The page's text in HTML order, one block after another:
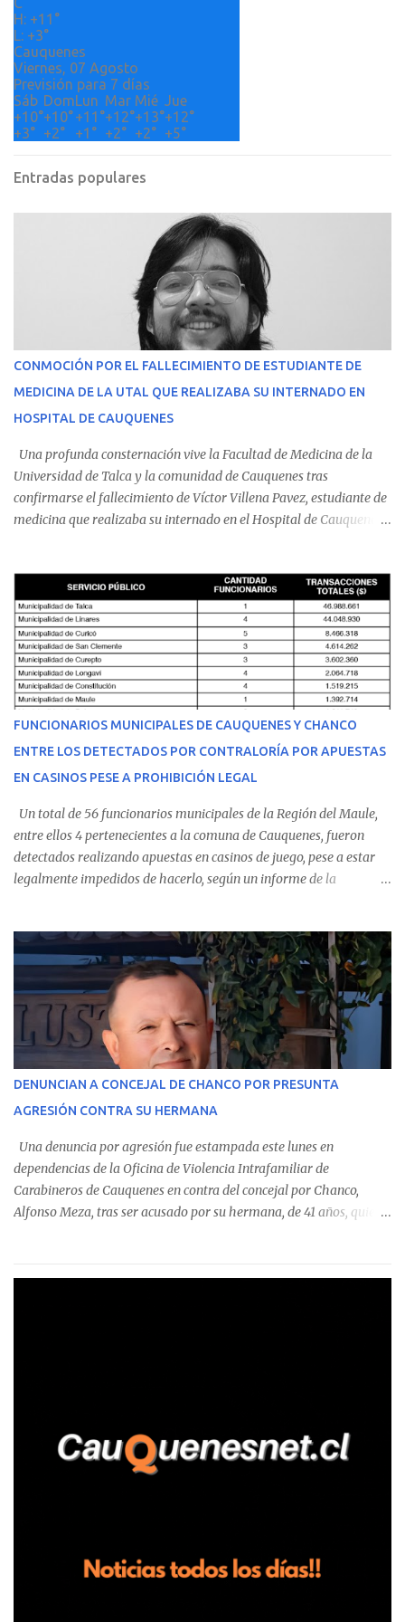
s
H: +11°
L: +3°
Cauquenes
Viernes, 07 Agosto
Previsión para 7 días
Sáb DomLun Mar Mié Jue
+10°+10°+11°+12°+13°+12°
+3° +2° +1° +2° +2° +5°
Entradas populares
CONMOCIÓN POR EL FALLECIMIENTO DE ESTUDIANTE DE
MEDICINA DE LA UTAL QUE REALIZABA SU INTERNADO EN
HOSPITAL DE CAUQUENES
Una profunda consternación vive la Facultad de Medicina de la
Universidad de Talca y la comunidad de Cauquenes tras
confirmarse el fallecimiento de Víctor Villena Pavez, estudiante de
medicina que realizaba su internado en el Hospital de Cauquenes.
malestares físicos. Dada la complejidad de su estado de salud, el
equipo médico determinó su traslado de urgencia al Hospital
Regional de Talca y dado la urgencia la ambulancia partió hacia
Talca con escolta de Carabineros. En medio del traslado, el
estudiante de medicina de 25 años, se agravó y pese a los esfuerzos
del personal de emergencia terminó falleciendo, sin alcanzar a
recibir atención especializada en el centro de destino. Apenas se
conoció la gravedad de su condición, sus padres —residentes en
Villarrica— se trasladaron a Cauquenes con la esperanza de una
evolución favorable. No obstante, alrededo...
FUNCIONARIOS MUNICIPALES DE CAUQUENES Y CHANCO
ENTRE LOS DETECTADOS POR CONTRALORÍA POR APUESTAS
EN CASINOS PESE A PROHIBICIÓN LEGAL
Un total de 56 funcionarios municipales de la Región del Maule,
entre ellos 4 pertenecientes a la comuna de Cauquenes, fueron
detectados realizando apuestas en casinos de juego, pese a estar
legalmente impedidos de hacerlo, según un informe de la
estableció que estos funcionarios —quienes administran o
custodian fondos públicos— efectuaron transacciones por un
monto total de $116.075.918 entre enero de 2024 y junio de 2025.
En el detalle regional, se indica que en la comuna de Cauquenes se
identificó a cuatro funcionarios involucrados en este tipo de
operaciones. Asimismo, se precisa que uno de los casos
corresponde a un funcionario de la Municipalidad de Chanco,
detectaron incumplimientos a la normativa vigente. El informe
precisa que la mayor cantidad de dinero apostado se registró en
Talca, donde...
DENUNCIAN A CONCEJAL DE CHANCO POR PRESUNTA
AGRESIÓN CONTRA SU HERMANA
Una denuncia por agresión fue estampada este lunes en
dependencias de la Oficina de Violencia Intrafamiliar de
Carabineros de Cauquenes en contra del concejal por Chanco,
Alfonso Meza, tras ser acusado por su hermana, de 41 años, quien
relató que los hechos ocurrieron cerca de las 11:30 horas en el
trabajadores, el edil descendió del vehículo y, en medio de la
confrontación, la habría tomado de los hombros, empujado al
suelo y agredido con golpes de pies y manos, mientr...